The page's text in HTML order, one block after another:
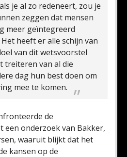
je al zo redeneert, zou je
zeggen dat mensen
meer geïntegreerd
Het heeft er alle schijn van
van dit wetsvoorstel
treiteren van al die
dag hun best doen om
mee te komen.
de
een onderzoek van Bakker,
waaruit blijkt dat het
kansen op de